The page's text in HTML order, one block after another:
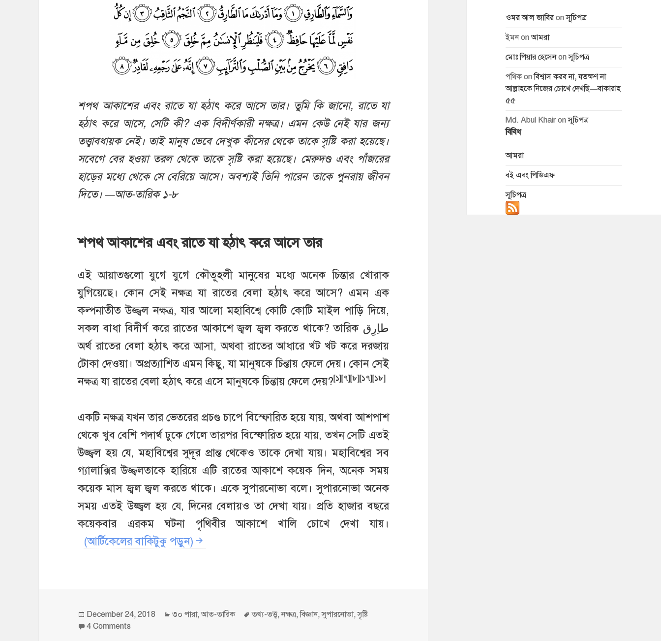
ওমর আল জাবিরonসূচিপত্র
ইমনonআমরা
মোঃ পিয়ার হেসেনonসূচিপত্র
পথিকonবিশ্বাস করব না, যতক্ষণ না
আল্লাহকে নিজের চোখে দেখছি—বাকারাহ
৫৫
Md. Abul Khaironসূচিপত্র
বিবিধ
আমরা
বই এবং পিডিএফ
সূচিপত্র
শপথ আকাশের এবং রাতে যা হঠাৎ করে আসে তার। তুমি কি জানো, রাতে যা
হঠাৎ করে আসে, সেটি কী? এক বিদীর্ণকারী নক্ষত্র। এমন কেউ নেই যার জন্য
তত্ত্বাবধায়ক নেই। তাই মানুষ ভেবে দেখুক কীসের থেকে তাকে সৃষ্টি করা হয়েছে।
সবেগে বের হওয়া তরল থেকে তাকে সৃষ্টি করা হয়েছে। মেরুদণ্ড এবং পাঁজরের
হাড়ের মধ্যে থেকে সে বেরিয়ে আসে। অবশ্যই তিনি পারেন তাকে পুনরায় জীবন
দিতে। —আত-তারিক ১-৮
শপথ আকাশের এবং রাতে যা হঠাৎ করে আসে তার
এই আয়াতগুলো যুগে যুগে কৌতূহলী মানুষের মধ্যে অনেক চিন্তার খোরাক
যুগিয়েছে। কোন সেই নক্ষত্র যা রাতের বেলা হঠাৎ করে আসে? এমন এক
কল্পনাতীত উজ্জ্বল নক্ষত্র, যার আলো মহাবিশ্বে কোটি কোটি মাইল পাড়ি দিয়ে,
সকল বাধা বিদীর্ণ করে রাতের আকাশে জ্বল জ্বল করতে থাকে? তারিক طاِرِق
অর্থ রাতের বেলা হঠাৎ করে আসা, অথবা রাতের আধারে খট খট করে দরজায়
টোকা দেওয়া। অপ্রত্যাশিত এমন কিছু, যা মানুষকে চিন্তায় ফেলে দেয়। কোন সেই
নক্ষত্র যা রাতের বেলা হঠাৎ করে এসে মানুষকে চিন্তায় ফেলে দেয়?[১][৭][৮][১৭][১৮]
একটি নক্ষত্র যখন তার ভেতরের প্রচণ্ড চাপে বিস্ফোরিত হয়ে যায়, অথবা আশপাশ
থেকে খুব বেশি পদার্থ ঢুকে গেলে তারপর বিস্ফোরিত হয়ে যায়, তখন সেটি এতই
উজ্জ্বল হয় যে, মহাবিশ্বের সুদূর প্রান্ত থেকেও তাকে দেখা যায়। মহাবিশ্বের সব
গ্যালাক্সির উজ্জ্বলতাকে হারিয়ে এটি রাতের আকাশে কয়েক দিন, অনেক সময়
কয়েক মাস জ্বল জ্বল করতে থাকে। একে সুপারনোভা বলে। সুপারনোভা অনেক
সময় এতই উজ্জ্বল হয় যে, দিনের বেলায়ও তা দেখা যায়। প্রতি হাজার বছরে
কয়েকবার এরকম ঘটনা পৃথিবীর আকাশে খালি চোখে দেখা যায়।
(আর্টিকেলের বাকিটুকু পড়ুন)
Posted
on
December 24, 2018 Categories
৩০ পারা,আত-তারিক Tags
তথ্য-তত্ত্ব,নক্ষত্র,বিজ্ঞান,সুপারনোভা,সৃষ্টি
4 Commentson তুমি কি জানো, রাতে যা হঠাৎ করে আসে, সেটা কী? এক বিদীর্ণকারী নক্ষত্র —আত-তারিক